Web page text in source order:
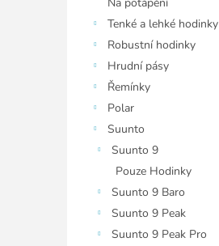
Tenké a lehké hodinky
Robustní hodinky
Hrudní pásy
Řemínky
Polar
Suunto
Suunto 9
Pouze Hodinky
Suunto 9 Baro
Suunto 9 Peak
Suunto 9 Peak Pro